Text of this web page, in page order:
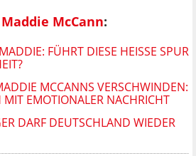
Maddie McCann:
FÜHRT DIESE HEISSE SPUR E
MCCANNS VERSCHWINDEN:
MIT EMOTIONALER NACHRICHT
DARF DEUTSCHLAND WIEDER